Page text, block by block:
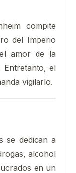
compite
del Imperio
amor de la
Entretanto, el
vigilarlo.
se dedican a
alcohol
en un